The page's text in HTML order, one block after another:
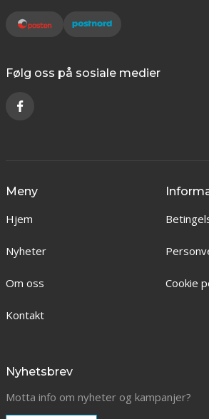
Følg oss på sosiale medier
Meny
Hjem
Nyheter
Om oss
Kontakt
Cookie
Nyhetsbrev
Motta info om nyheter og kampanjer?